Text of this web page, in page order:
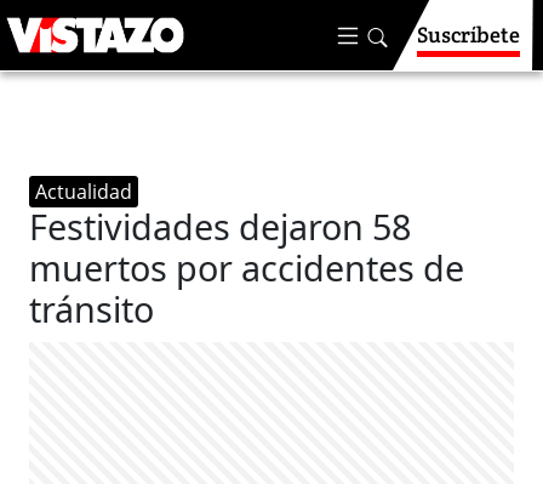
Suscríbete
Actualidad
Festividades dejaron 58
muertos por accidentes de
tránsito